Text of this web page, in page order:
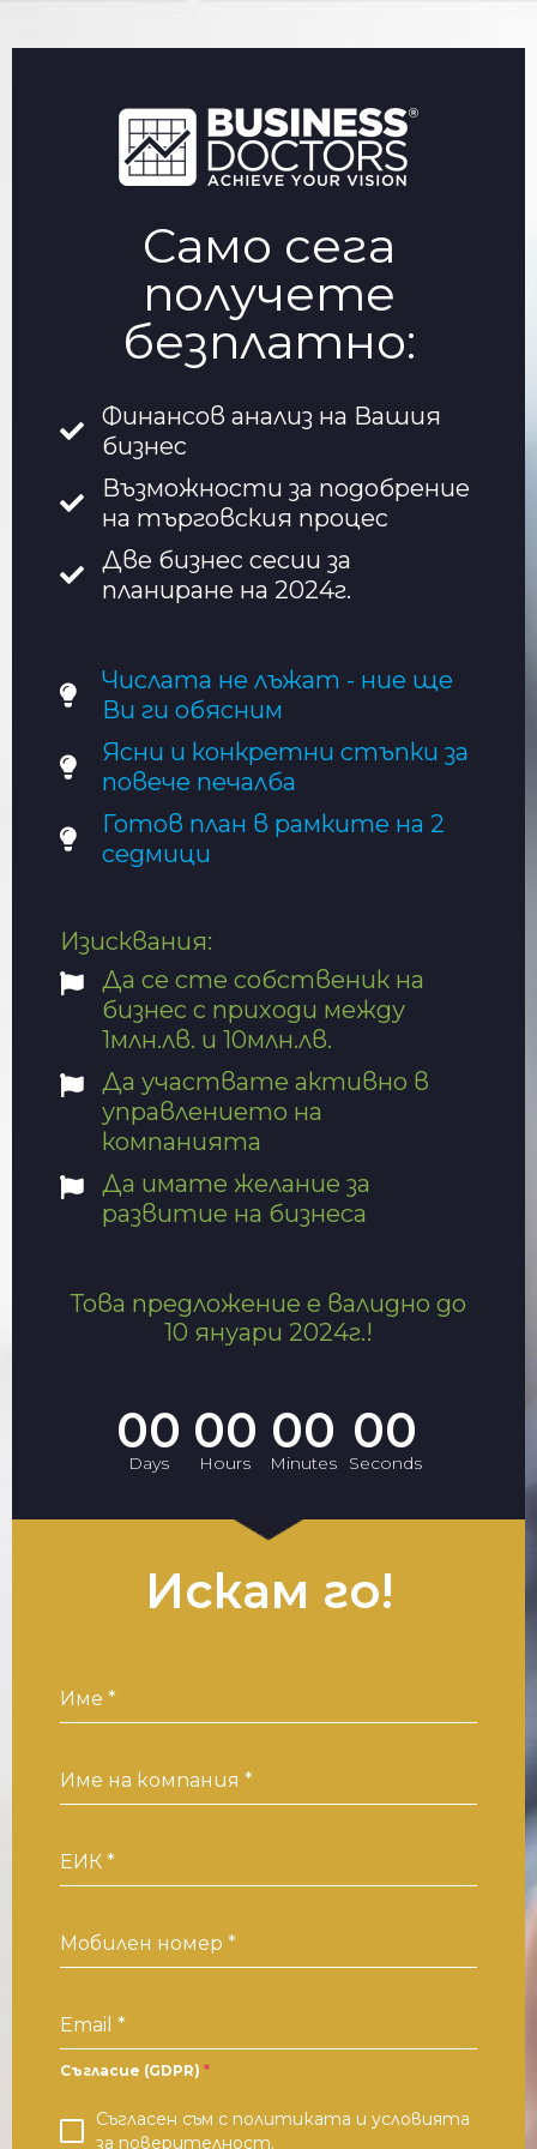
Само сега
получете
безплатно:
Финансов анализ на Вашия
бизнес
Възможности за подобрение
на търговския процес
Две бизнес сесии за
планиране на 2024г.
Числата не лъжат - ние ще
Ви ги обясним
Ясни и конкретни стъпки за
повече печалба
Готов план в рамките на 2
седмици
Изисквания:
Да се сте собственик на
бизнес с приходи между
1млн.лв. и 10млн.лв.
Да участвате активно в
управлението на
компанията
Да имате желание за
развитие на бизнеса
Това предложение е валидно до
10 януари 2024г.!
00
Days
00
Hours
00
Minutes
00
Seconds
Искам го!
Име *
Име на компания *
ЕИК *
Мобилен номер *
Email *
Съгласие (GDPR) *
Съгласен съм с политиката и условията
за поверителност.